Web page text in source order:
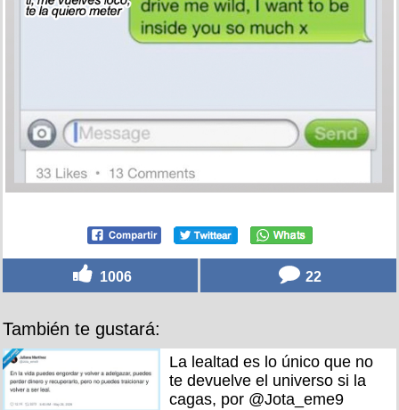
1006 22
También te gustará:
La lealtad es lo único que no
te devuelve el universo si la
cagas, por @Jota_eme9